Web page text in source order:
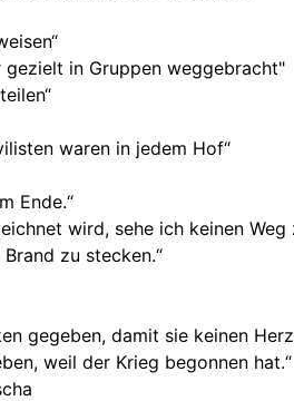
gezielt in Gruppen weggebracht"
waren in jedem Hof“
Ende.“
wird, sehe ich keinen Weg
zu stecken.“
gegeben, damit sie keinen
weil der Krieg begonnen hat.“